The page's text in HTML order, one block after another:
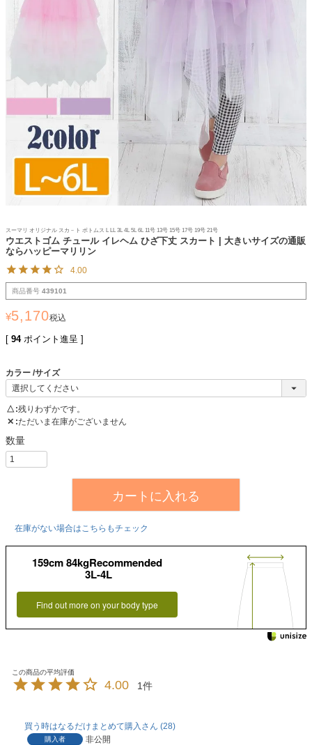
スーマリ オリジナル スカ－ト ボトムス L LL 3L 4L 5L 6L 11号 13号 15号 17号 19号 21号
ウエストゴム チュール イレヘム ひざ下丈 スカート | 大きいサイズの通販
ならハッピーマリリン
4.00
商品番号 439101
¥5,170税込
[ 94 ポイント進呈 ]
カラー サイズ
△ 残りわずかです。
✕ ただいま在庫がございません
カートに入れる
在庫がない場合はこちらもチェック
159cm 84kgRecommended
3L-4L
Find out more on your body type
4.00 1
買う時はなるだけまとめて購入 28
購入者
非公開